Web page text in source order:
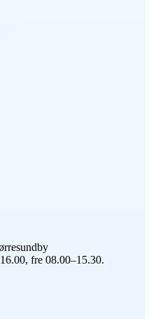
fre 08.00–15.30.